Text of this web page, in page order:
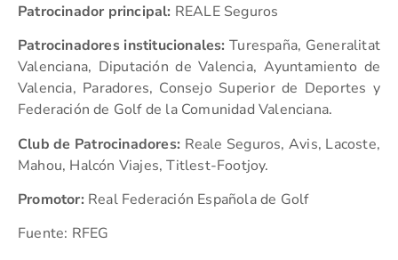
Patrocinador principal: REALE Seguros
Patrocinadores institucionales: Turespaña, Generalitat
Valenciana, Diputación de Valencia, Ayuntamiento de
Valencia, Paradores, Consejo Superior de Deportes y
Federación de Golf de la Comunidad Valenciana.
Club de Patrocinadores: Reale Seguros, Avis, Lacoste,
Mahou, Halcón Viajes, Titlest-Footjoy.
Promotor: Real Federación Española de Golf
Fuente: RFEG